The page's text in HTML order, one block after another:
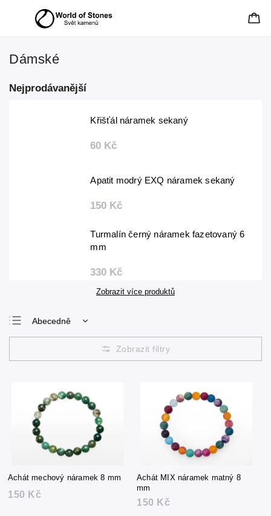
Dámské
Nejprodávanější
Křišťál náramek sekaný
60 Kč
Apatit modrý EXQ náramek sekaný
150 Kč
Turmalín černý náramek fazetovaný 6
mm
330 Kč
Zobrazit více produktů
Abecedně
Nejlevnější
Nejdražší
Achát mechový náramek 8 mm
150 Kč
Achát MIX náramek matný 8
mm
150 Kč